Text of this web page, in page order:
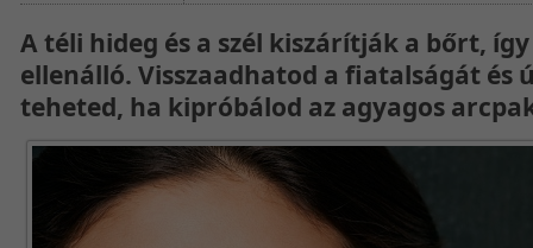
A téli hideg és a szél kiszárítják a bőrt, így
ellenálló. Visszaadhatod a fiatalságát és
teheted, ha kipróbálod az agyagos